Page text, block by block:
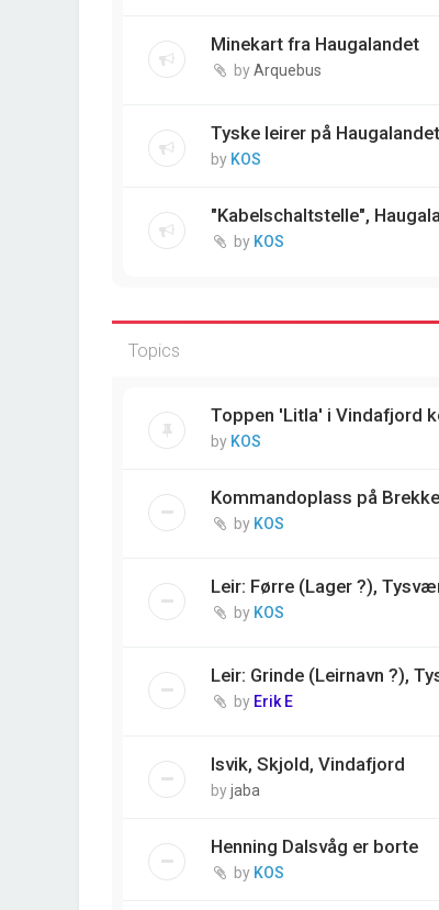
Minekart fra Haugalandet
byArquebus
Tyske leirer på
by KOS
"Kabelschaltstelle",
by KOS
Topics
Toppen 'Litla' i Vindafjord
by KOS
Kommandoplass på
by KOS
Leir: Førre (Lager ?),
by KOS
Leir: Grinde (Leirnavn ?),
by Erik E
Isvik, Skjold, Vindafjord
byjaba
Henning Dalsvåg er borte
by KOS